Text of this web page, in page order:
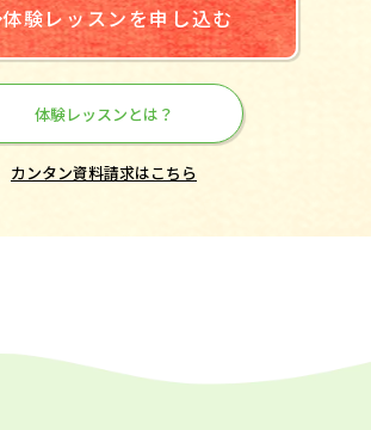
体験レッスンを申し込む
体験レッスンとは？
カンタン資料請求はこちら